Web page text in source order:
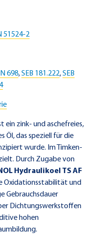
51524-2
698,SEB 181.222,SEB
ein zink- und aschefreies,
Öl, das speziell für die
wurde. Im Timken-
Durch Zugabe von
Hydraulikoel TS AF
Oxidationsstabilität und
Gebrauchsdauer
Dichtungswerkstoffen
hohen